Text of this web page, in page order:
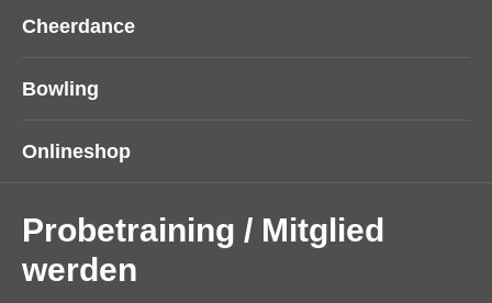
Cheerdance
Bowling
Onlineshop
Probetraining / Mitglied
werden